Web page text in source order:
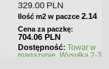
329.00 PLN
Ilość m2 w paczce 2.14
Cena za paczkę:
704.06 PLN
Dostępność: Towar w
magazynie. Wysyłka 2-3